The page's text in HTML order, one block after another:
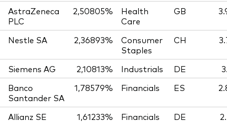
AstraZeneca
PLC
2,50805%
Health
Care
GB
Nestle SA 2,36893%
Consumer
Staples
CH
Siemens AG 2,10813% Industrials DE
Banco
Santander SA
1,78579% Financials ES
Allianz SE 1,61233% Financials DE